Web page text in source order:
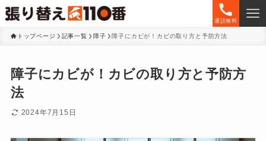
通話無料
トップページ 記事一覧 障子 障子にカビが！カビの取り方と予防方法
障子にカビが！カビの取り方と予防方
法
2024年7月15日